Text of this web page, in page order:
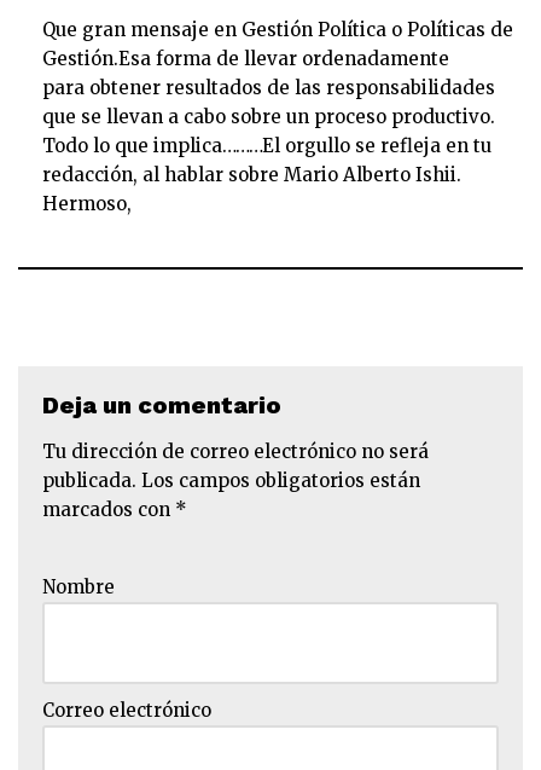
Que gran mensaje en Gestión Política o Políticas de
Gestión.Esa forma de llevar ordenadamente
para obtener resultados de las responsabilidades
que se llevan a cabo sobre un proceso productivo.
Todo lo que implica………El orgullo se refleja en tu
redacción, al hablar sobre Mario Alberto Ishii.
Hermoso,
Deja un comentario
Tu dirección de correo electrónico no será
publicada. Los campos obligatorios están
marcados con *
Nombre
Correo electrónico